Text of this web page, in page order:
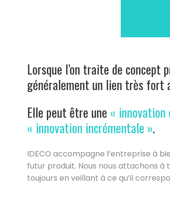
Lorsque l’on traite de
généralement un lien très fort
Elle peut être une «
« innovation incrémentale ».
IDECO accompagne l’entreprise à
futur produit. Nous nous attachons
toujours en veillant à ce qu’il